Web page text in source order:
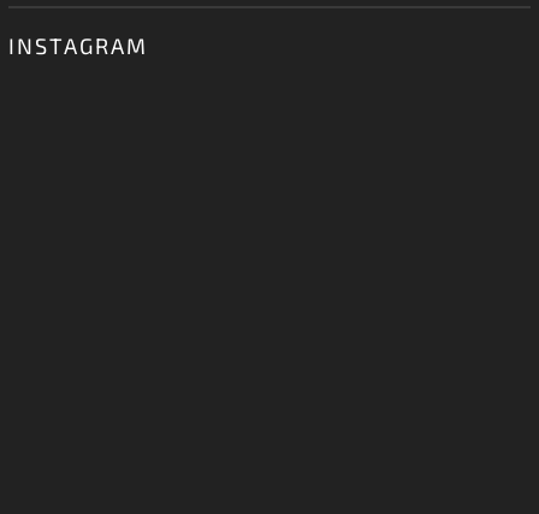
INSTAGRAM